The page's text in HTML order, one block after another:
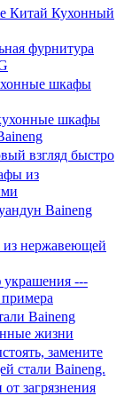
Китай Кухонный
фурнитура
шкафы
шкафы
взгляд быстро
из
Baineng
из нержавеющей
---
Baineng
жизни
замените
стали Baineng.
загрязнения